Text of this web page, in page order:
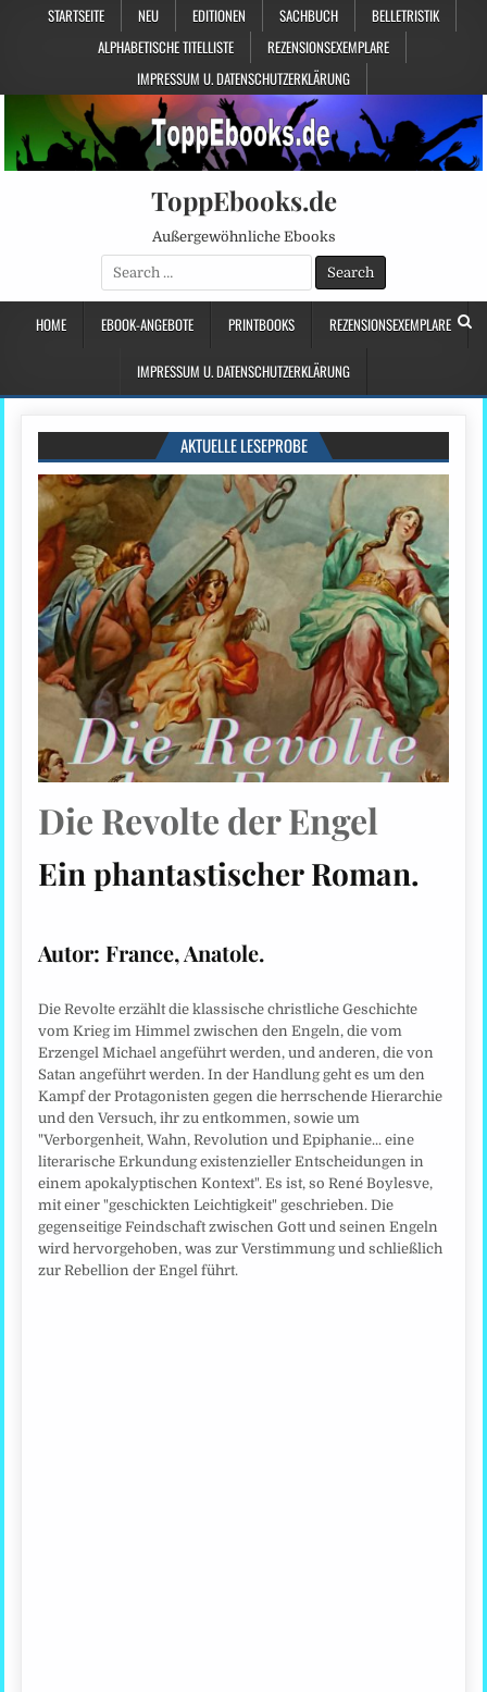
STARTSEITE NEU EDITIONEN SACHBUCH
BELLETRISTIK
ALPHABETISCHE TITELLISTE
REZENSIONSEXEMPLARE
IMPRESSUM U. DATENSCHUTZERKLÄRUNG
ToppEbooks.de
Außergewöhnliche Ebooks
Search
for:
HOME EBOOK-ANGEBOTE PRINTBOOKS REZENSIONSEXEMPLARE
IMPRESSUM U. DATENSCHUTZERKLÄRUNG
AKTUELLE LESEPROBE
Die Revolte der Engel
Ein phantastischer Roman.
Autor: France, Anatole.
Die Revolte erzählt die klassische christliche Geschichte
vom Krieg im Himmel zwischen den Engeln, die vom
Erzengel Michael angeführt werden, und anderen, die von
Satan angeführt werden. In der Handlung geht es um den
Kampf der Protagonisten gegen die herrschende Hierarchie
und den Versuch, ihr zu entkommen, sowie um
"Verborgenheit, Wahn, Revolution und Epiphanie... eine
literarische Erkundung existenzieller Entscheidungen in
einem apokalyptischen Kontext". Es ist, so René Boylesve,
mit einer "geschickten Leichtigkeit" geschrieben. Die
gegenseitige Feindschaft zwischen Gott und seinen Engeln
wird hervorgehoben, was zur Verstimmung und schließlich
zur Rebellion der Engel führt.